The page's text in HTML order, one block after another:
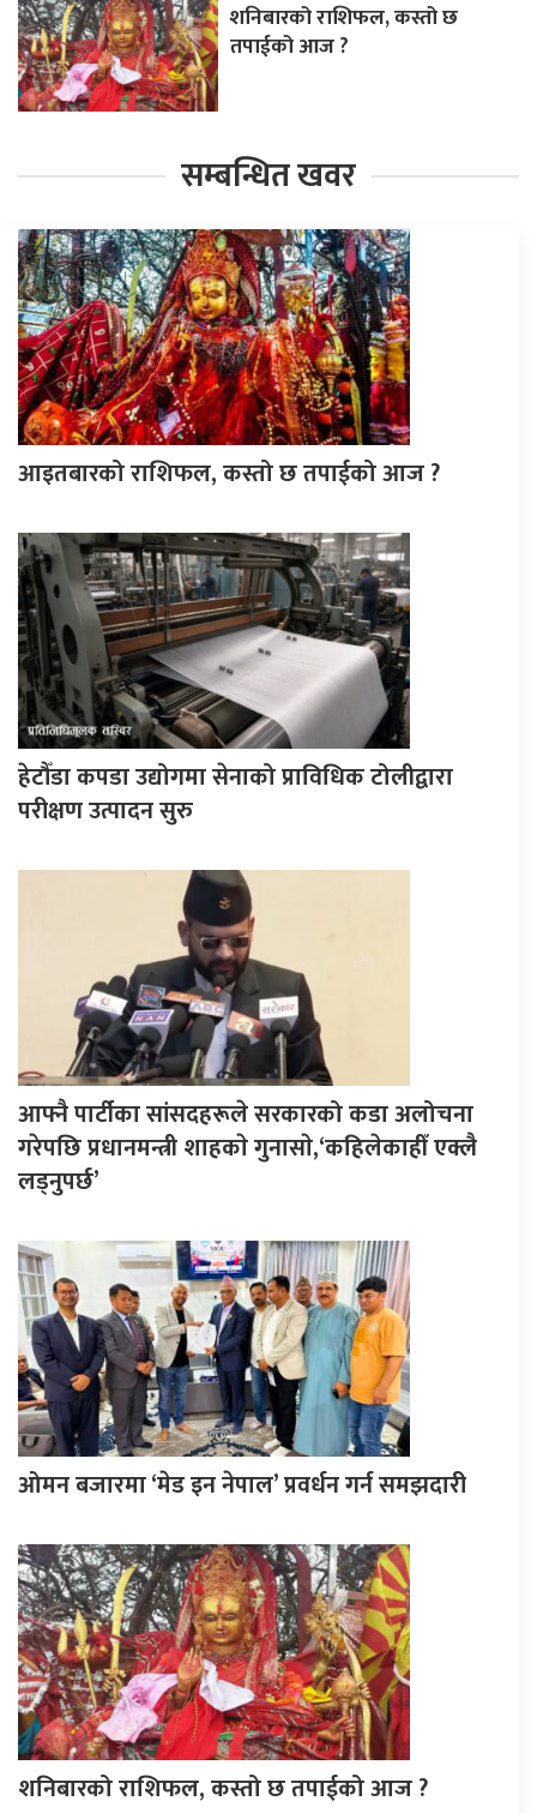
शनिबारको राशिफल, कस्तो छ
तपाईको आज ?
सम्बन्धित खवर
आइतबारको राशिफल, कस्तो छ तपाईको आज ?
हेटौँडा कपडा उद्योगमा सेनाको प्राविधिक टोलीद्वारा
परीक्षण उत्पादन सुरु
आफ्नै पार्टीका सांसदहरूले सरकारको कडा अलोचना
गरेपछि प्रधानमन्त्री शाहकाे गुनासाे,‘कहिलेकाहीँ एक्लै
लड्नुपर्छ’
ओमन बजारमा ‘मेड इन नेपाल’ प्रवर्धन गर्न समझदारी
शनिबारको राशिफल, कस्तो छ तपाईको आज ?